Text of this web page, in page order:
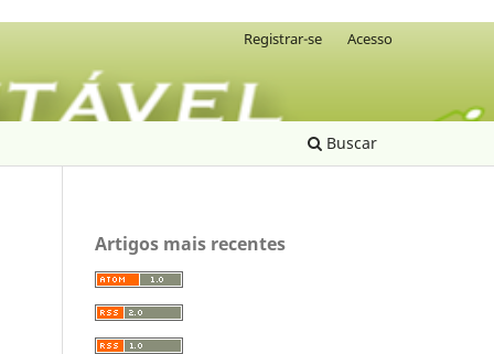
Buscar
Registrar-se Acesso
Artigos mais recentes